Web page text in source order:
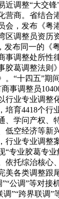
近调整“大交
营商。省结合
会，发布《粤
区调整员资历
发布同一的《
事调整处所性
胶葛调整法则
。“十四五”期
事调整员
行业专业调整
培育4418个行
、学问产权、
低空经济等新
行业专业调整
“专业胶葛专
依托综治核心
美各类调整跟
”“公调”等对接
调”“跨界联调